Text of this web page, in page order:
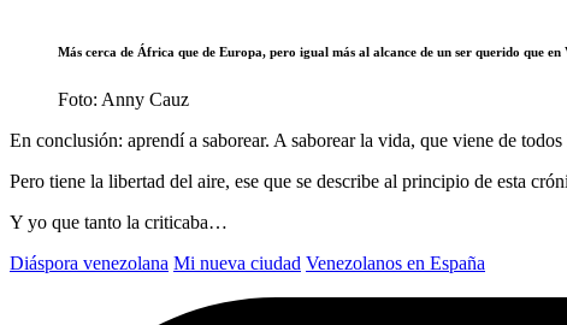
Más cerca de África que de Europa, pero igual más al alcance de un ser querido que en
Foto: Anny Cauz
En conclusión: aprendí a saborear. A saborear la vida, que viene de
Pero tiene la libertad del aire, ese que se describe al principio de esta
Y yo que tanto la criticaba…
Diáspora venezolana Mi nueva ciudad Venezolanos en España